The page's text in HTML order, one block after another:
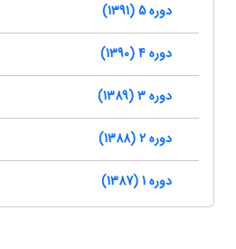
دوره 5 (1391)
دوره 4 (1390)
دوره 3 (1389)
دوره 2 (1388)
دوره 1 (1387)